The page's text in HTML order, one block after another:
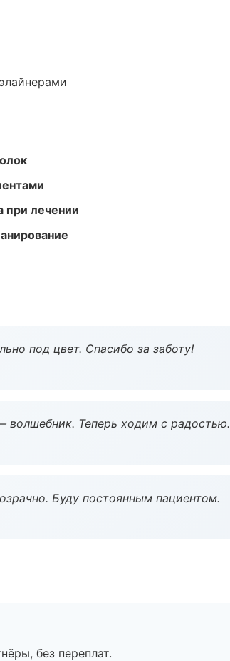
при лечении
под цвет. Спасибо за заботу!
волшебник. Теперь ходим с радостью.
Буду постоянным пациентом.
без переплат.